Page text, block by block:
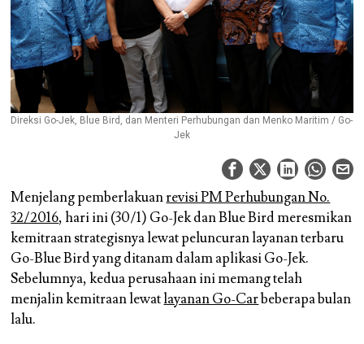
Direksi Go-Jek, Blue Bird, dan Menteri Perhubungan dan Menko Maritim / Go-
Jek
Menjelang pemberlakuanrevisi PM Perhubungan No.
32/2016, hari ini (30/1) Go-Jek dan Blue Bird meresmikan
kemitraan strategisnya lewat peluncuran layanan terbaru
Go-Blue Bird yang ditanam dalam aplikasi Go-Jek.
Sebelumnya, kedua perusahaan ini memang telah
menjalin kemitraan lewatlayanan Go-Carbeberapa bulan
lalu.